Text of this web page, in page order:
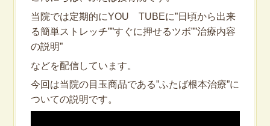
当院では定期的にYOU TUBEに”日頃から出来
る簡単ストレッチ””すぐに押せるツボ””治療内容
の説明”
などを配信しています。
今回は当院の目玉商品である”ふたば根本治療”に
ついての説明です。